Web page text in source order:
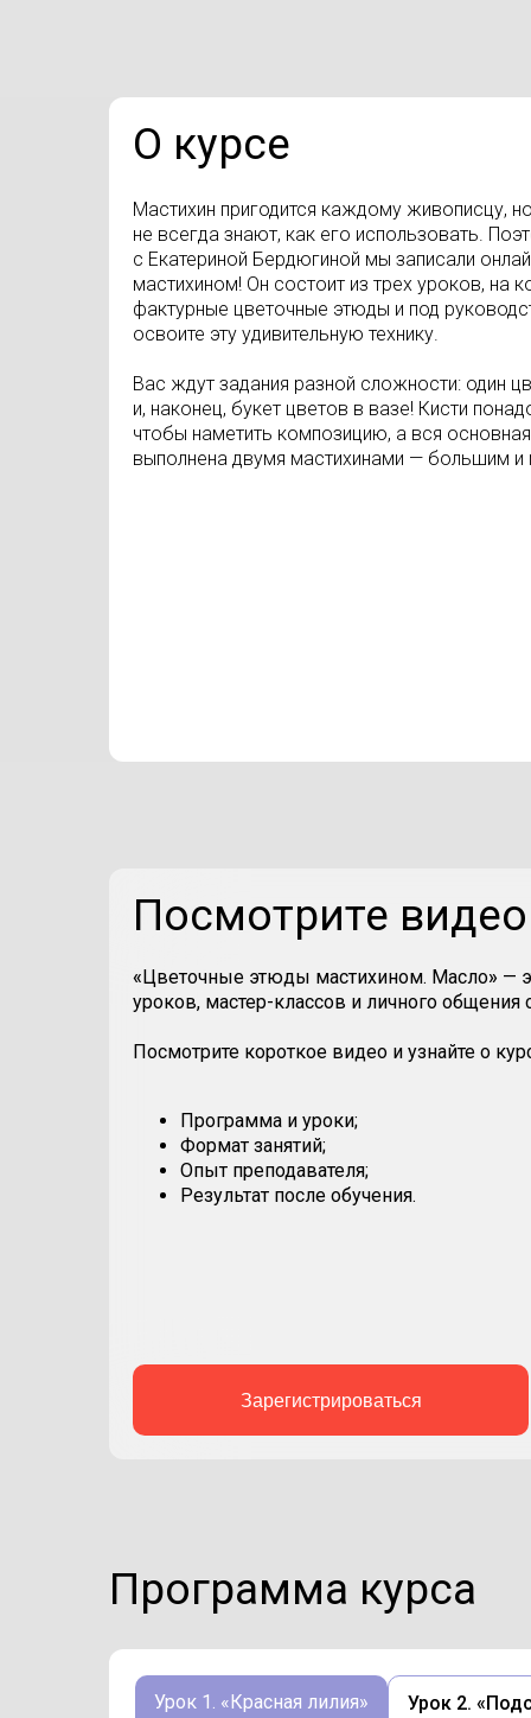
О курсе
Мастихин пригодится каждому живописцу,
не всегда знают, как его использовать.
с Екатериной Бердюгиной мы записали
мастихином! Он состоит из трех уроков, на
фактурные цветочные этюды и под
освоите эту удивительную технику.
Вас ждут задания разной сложности: один
и, наконец, букет цветов в вазе! Кисти
чтобы наметить композицию, а вся
выполнена двумя мастихинами — большим и
Посмотрите
«Цветочные этюды мастихином. Масло» —
уроков, мастер-классов и личного общения
Посмотрите короткое видео и узнайте о
Программа и уроки;
Формат занятий;
Опыт преподавателя;
Результат после обучения.
Зарегистрироваться
Программа курса
Урок 1. «Красная лилия» Урок 2.